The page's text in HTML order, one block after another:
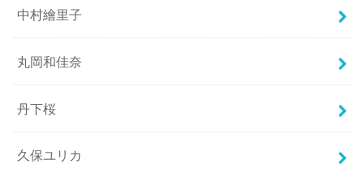
中村繪里子
丸岡和佳奈
丹下桜
久保ユリカ